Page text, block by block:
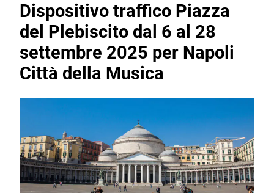
Dispositivo traffico Piazza
del Plebiscito dal 6 al 28
settembre 2025 per Napoli
Città della Musica